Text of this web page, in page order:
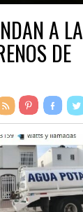
A LA
DE